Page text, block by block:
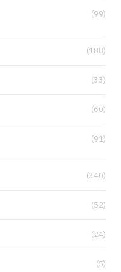
(99)
(188)
(33)
(60)
(91)
(340)
(52)
(24)
(5)